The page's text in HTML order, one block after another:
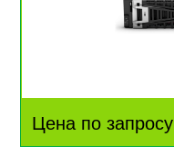
Цена по запросу